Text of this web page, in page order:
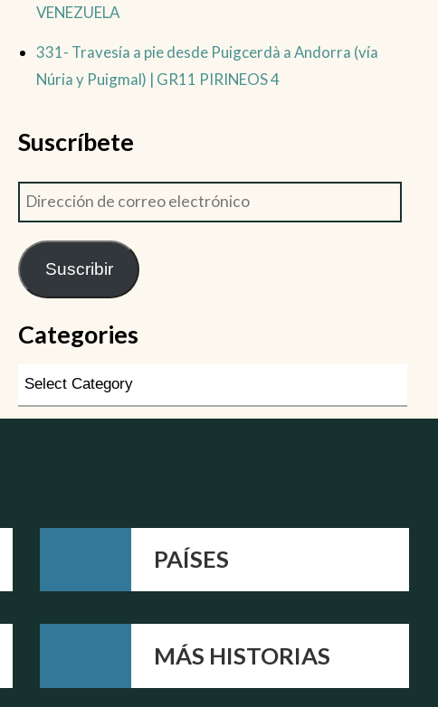
VENEZUELA
331- Travesía a pie desde Puigcerdà a Andorra (vía
Núria y Puigmal) | GR11 PIRINEOS 4
Suscríbete
Suscribir
Categories
PAÍSES
MÁS HISTORIAS